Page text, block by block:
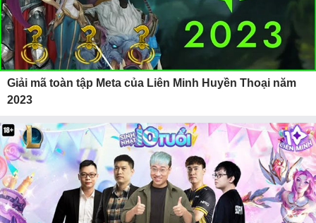
Giải mã toàn tập Meta của Liên Minh Huyền Thoại năm
2023